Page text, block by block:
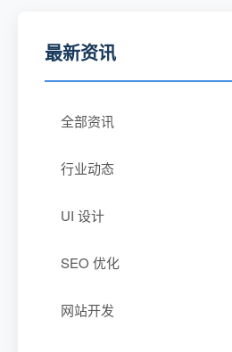
最新资讯
全部资讯
行业动态
UI 设计
SEO 优化
网站开发